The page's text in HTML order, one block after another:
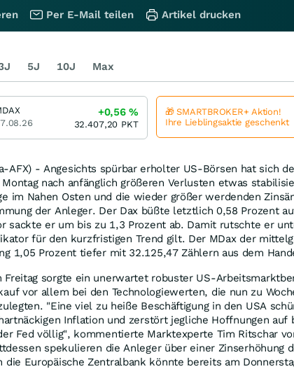
AFX) - Angesichts spürbar erholter US-Börsen hat sich
nach anfänglich größeren Verlusten etwas
im Nahen Osten und die wieder größer werdenden
der Anleger. Der Dax büßte letztlich 0,58 Prozent
sackte er um bis zu 1,3 Prozent ab. Damit rutschte er
für den kurzfristigen Trend gilt. Der MDax der
1,05 Prozent tiefer mit 32.125,47 Zählern aus dem
Freitag sorgte ein unerwartet robuster US-
vor allem bei den Technologiewerten, die nun zu
"Eine viel zu heiße Beschäftigung in den USA
Inflation und zerstört jegliche Hoffnungen auf
Fed völlig", kommentierte Marktexperte Tim Ritschar
spekulieren die Anleger über einer Zinserhöhung
die Europäische Zentralbank könnte bereits am
Per E-Mail teilen Artikel drucken
5J 10J Max
+0,56%
32.407,20 PKT
🎁 SMARTBROKER+ Aktion!
Ihre Lieblingsaktie geschenkt